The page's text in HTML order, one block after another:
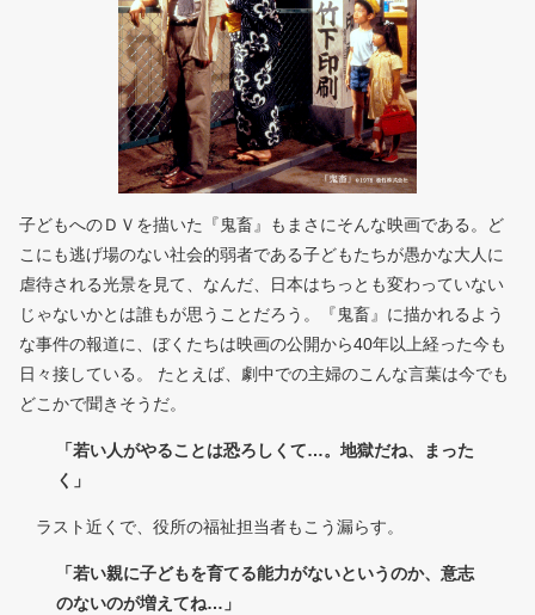
子どもへのＤＶを描いた『鬼畜』もまさにそんな映画である。ど
こにも逃げ場のない社会的弱者である子どもたちが愚かな大人に
虐待される光景を見て、なんだ、日本はちっとも変わっていない
じゃないかとは誰もが思うことだろう。『鬼畜』に描かれるよう
な事件の報道に、ぼくたちは映画の公開から40年以上経った今も
日々接している。 たとえば、劇中での主婦のこんな言葉は今でも
どこかで聞きそうだ。
「若い人がやることは恐ろしくて…。地獄だね、まった
く」
ラスト近くで、役所の福祉担当者もこう漏らす。
「若い親に子どもを育てる能力がないというのか、意志
のないのが増えてね…」